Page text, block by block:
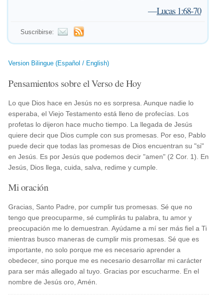
—Lucas 1:68-70
Suscribirse:
Version Bilingue (Español / English)
Pensamientos sobre el Verso de Hoy
Lo que Dios hace en Jesús no es sorpresa. Aunque nadie lo
esperaba, el Viejo Testamento está lleno de profecías. Los
profetas lo dijeron hace mucho tiempo. La llegada de Jesús
quiere decir que Dios cumple con sus promesas. Por eso, Pablo
puede decir que todas las promesas de Dios encuentran su "si"
en Jesús. Es por Jesús que podemos decir "amen" (2 Cor. 1). En
Jesús, Dios llega, cuida, salva, redime y cumple.
Mi oración
Gracias, Santo Padre, por cumplir tus promesas. Sé que no
tengo que preocuparme, sé cumplirás tu palabra, tu amor y
preocupación me lo demuestran. Ayúdame a mí ser más fiel a Ti
mientras busco maneras de cumplir mis promesas. Sé que es
importante, no solo porque me es necesario aprender a
obedecer, sino porque me es necesario desarrollar mi carácter
para ser más allegado al tuyo. Gracias por escucharme. En el
nombre de Jesús oro, Amén.